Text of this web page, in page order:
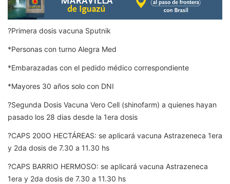
?️Primera dosis vacuna Sputnik
*Personas con turno Alegra Med
*Embarazadas con el pedido médico correspondiente
*Mayores 30 años solo con DNI
?Segunda Dosis Vacuna Vero Cell (shinofarm) a quienes hayan
pasado los 28 dias desde la 1era dosis
?CAPS 200O HECTÁREAS: se aplicará vacuna Astrazeneca 1era
y 2da dosis de 7.30 a 11.30 hs
?CAPS BARRIO HERMOSO: se aplicará vacuna Astrazeneca
1era y 2da dosis de 7.30 a 11.30 hs